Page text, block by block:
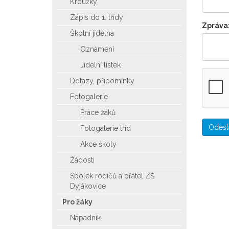
Zápis do 1. třídy
Školní jídelna
Oznámení
Jídelní lístek
Dotazy, připomínky
Fotogalerie
Práce žáků
Fotogalerie tříd
Akce školy
Žádosti
Spolek rodičů a přátel ZŠ
Dyjákovice
Pro žáky
Nápadník